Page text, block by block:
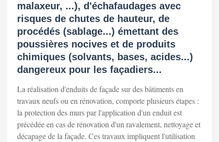
malaxeur, ...), d'échafaudages avec
risques de chutes de hauteur, de
procédés (sablage...) émettant des
poussières nocives et de produits
chimiques (solvants, bases, acides...)
dangereux pour les façadiers...
La réalisation d'enduits de façade sur des bâtiments en
travaux neufs ou en rénovation, comporte plusieurs étapes :
la protection des murs par l'application d'un enduit est
précédée en cas de rénovation d'un ravalement, nettoyage et
décapage de la façade. Ces travaux impliquent l'utilisation